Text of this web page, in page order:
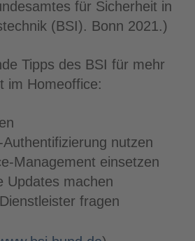
für Sicherheit in
(BSI). Bonn 2021.)
Tipps des BSI für mehr
im Homeoffice:
nutzen
Management einsetzen
Updates machen
fragen